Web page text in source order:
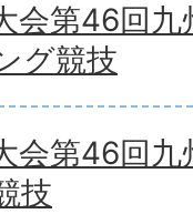
会第46回
グ競技
会第46回
技